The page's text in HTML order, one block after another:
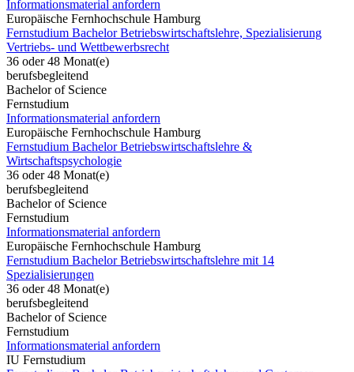
Informationsmaterial anfordern
Europäische Fernhochschule Hamburg
Fernstudium Bachelor Betriebswirtschaftslehre, Spezialisierung
Vertriebs- und Wettbewerbsrecht
36 oder 48 Monat(e)
berufsbegleitend
Bachelor of Science
Fernstudium
Informationsmaterial anfordern
Europäische Fernhochschule Hamburg
Fernstudium Bachelor Betriebswirtschaftslehre &
Wirtschaftspsychologie
36 oder 48 Monat(e)
berufsbegleitend
Bachelor of Science
Fernstudium
Informationsmaterial anfordern
Europäische Fernhochschule Hamburg
Fernstudium Bachelor Betriebswirtschaftslehre mit 14
Spezialisierungen
36 oder 48 Monat(e)
berufsbegleitend
Bachelor of Science
Fernstudium
Informationsmaterial anfordern
IU Fernstudium